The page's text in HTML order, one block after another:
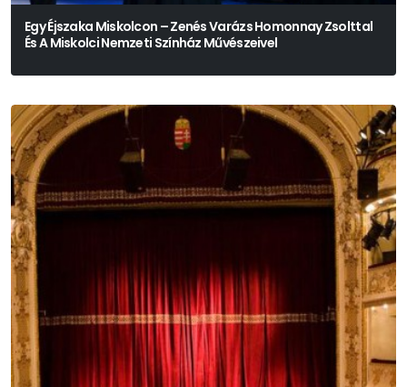
Egy Éjszaka Miskolcon – Zenés Varázs Homonnay Zsolttal
És A Miskolci Nemzeti Színház Művészeivel